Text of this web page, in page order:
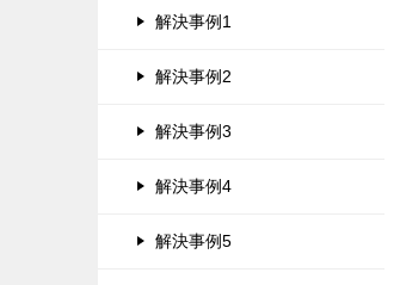
解決事例1
解決事例2
解決事例3
解決事例4
解決事例5